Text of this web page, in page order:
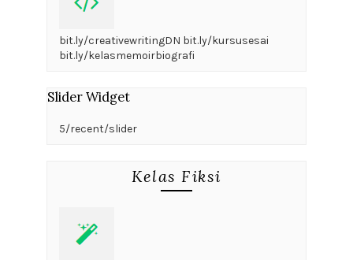
bit.ly/creativewritingDN bit.ly/kursusesai
bit.ly/kelasmemoirbiografi
Slider Widget
5/recent/slider
Kelas Fiksi